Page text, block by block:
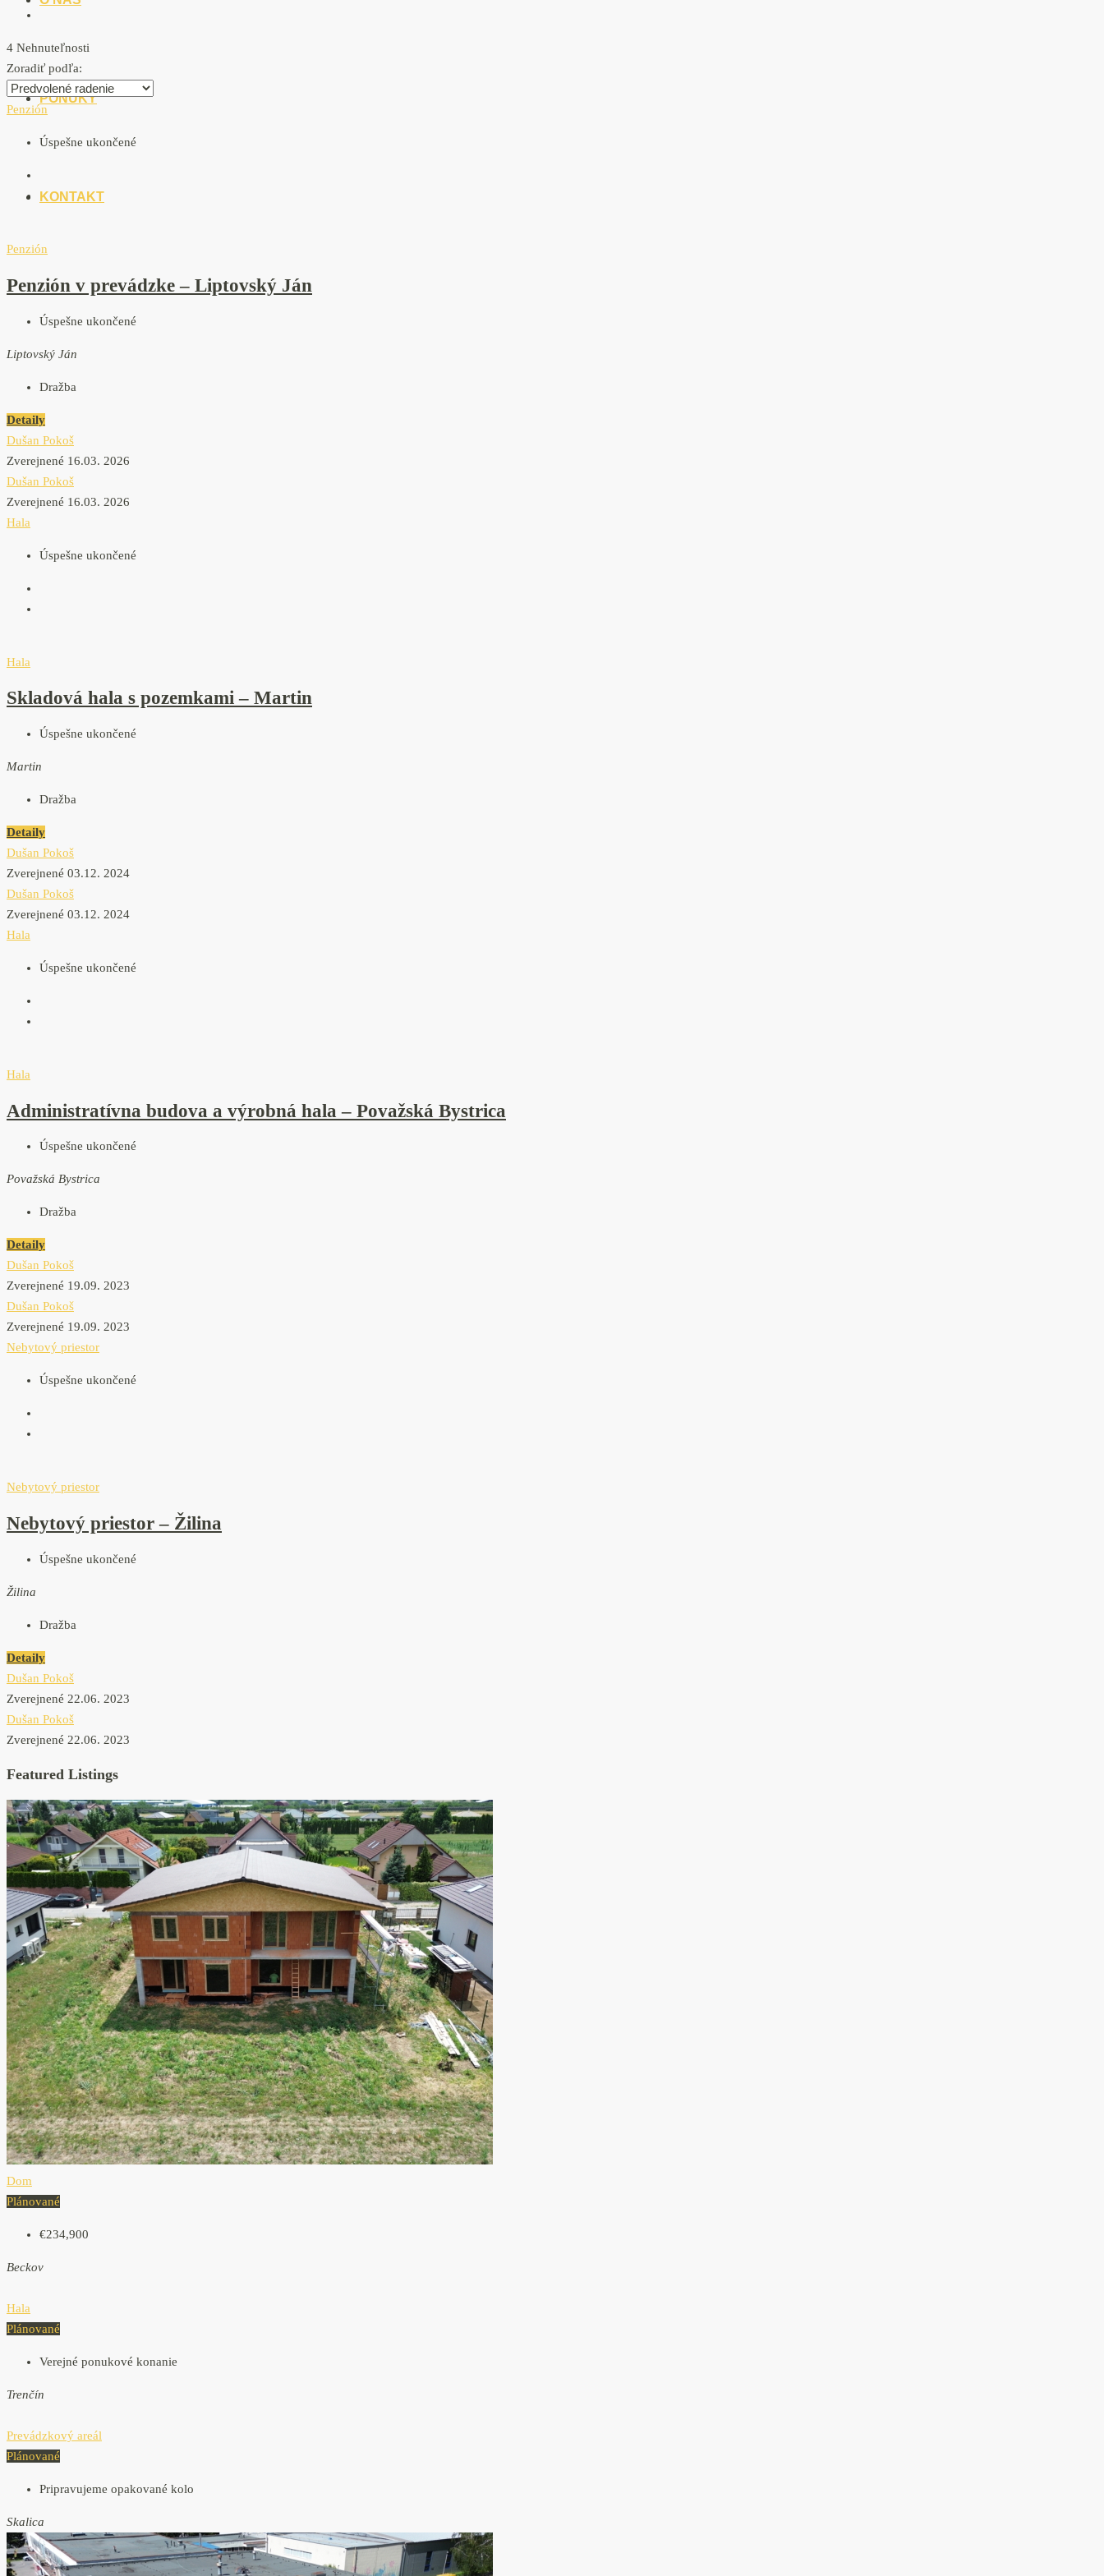
PONUKY
KONTAKT
4 Nehnuteľnosti
Zoradiť podľa:
Penzión
Úspešne ukončené
Penzión
Penzión v prevádzke – Liptovský Ján
Úspešne ukončené
Liptovský Ján
Dražba
Detaily
Dušan Pokoš
Zverejnené 16.03. 2026
Dušan Pokoš
Zverejnené 16.03. 2026
Hala
Úspešne ukončené
Hala
Skladová hala s pozemkami – Martin
Úspešne ukončené
Martin
Dražba
Detaily
Dušan Pokoš
Zverejnené 03.12. 2024
Dušan Pokoš
Zverejnené 03.12. 2024
Hala
Úspešne ukončené
Hala
Administratívna budova a výrobná hala – Považská Bystrica
Úspešne ukončené
Považská Bystrica
Dražba
Detaily
Dušan Pokoš
Zverejnené 19.09. 2023
Dušan Pokoš
Zverejnené 19.09. 2023
Nebytový priestor
Úspešne ukončené
Nebytový priestor
Nebytový priestor – Žilina
Úspešne ukončené
Žilina
Dražba
Detaily
Dušan Pokoš
Zverejnené 22.06. 2023
Dušan Pokoš
Zverejnené 22.06. 2023
Featured Listings
Dom
Plánované
€234,900
Beckov
Hala
Plánované
Verejné ponukové konanie
Trenčín
Prevádzkový areál
Plánované
Pripravujeme opakované kolo
Skalica